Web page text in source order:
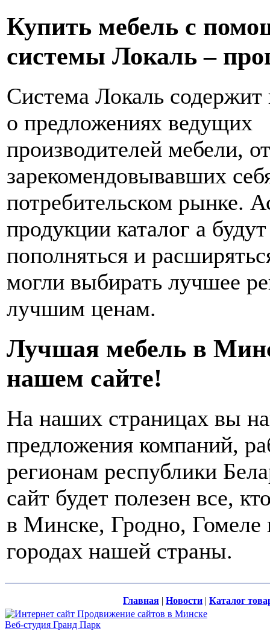
Купить мебель с
системы Локаль –
Система Локаль
о предложениях ведущих
производителей мебели,
зарекомендовывавших
потребительском рынке.
продукции каталог а
пополняться и
могли выбирать лучшее
лучшим ценам.
Лучшая мебель в
нашем сайте!
На наших страницах вы
предложения компаний,
регионам республики
сайт будет полезен все,
в Минске, Гродно, Гомеле
городах нашей страны.
Главная | Новости | Каталог
Продвижение сайтов в Минске
Веб-студия Гранд Парк